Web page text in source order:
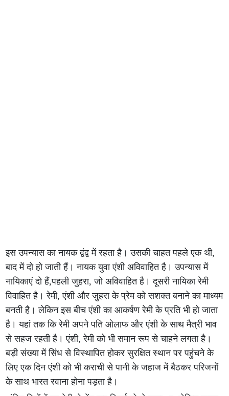
इस उपन्यास का नायक द्वंद्व में रहता है। उसकी चाहत पहले एक थी,
बाद में दो हो जाती हैं। नायक युवा एंशी अविवाहित है। उपन्यास में
नायिकाएं दो हैं,पहली जुहरा, जो अविवाहित है। दूसरी नायिका रेमी
विवाहित है। रेमी, एंशी और जुहरा के प्रेम को सशक्त बनाने का माध्यम
बनती है। लेकिन इस बीच एंशी का आकर्षण रेमी के प्रति भी हो जाता
है। यहां तक कि रेमी अपने पति ओलाफ और एंशी के साथ मैत्री भाव
से सहज रहती है। एंशी, रेमी को भी समान रूप से चाहने लगता है।
बड़ी संख्या में सिंध से विस्थापित होकर सुरक्षित स्थान पर पहुंचने के
लिए एक दिन एंशी को भी कराची से पानी के जहाज में बैठकर परिजनों
के साथ भारत रवाना होना पड़ता है।